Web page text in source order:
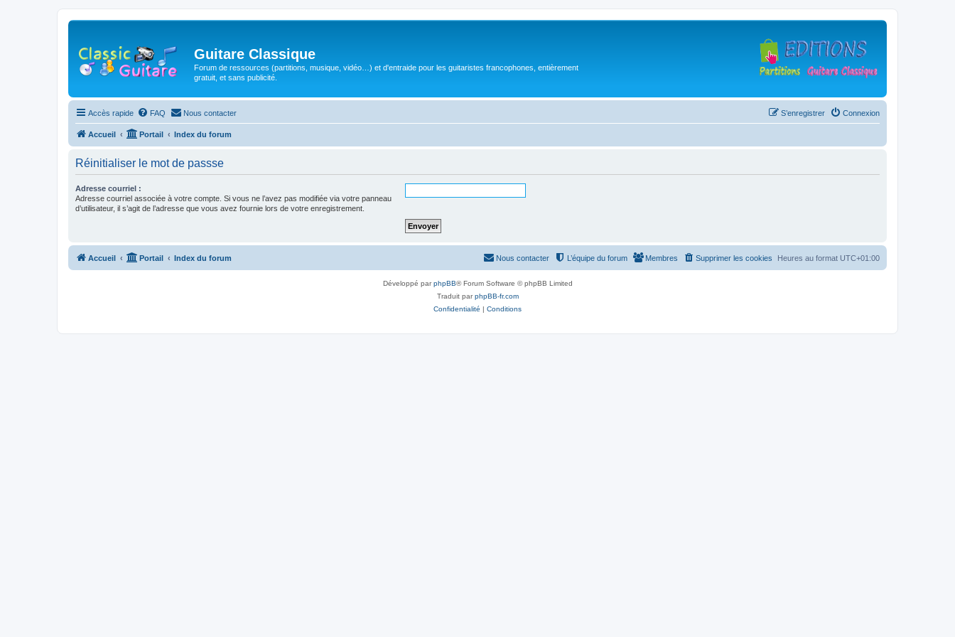
Guitare Classique
Forum de ressources (partitions, musique, vidéo…) et d'entraide pour les guitaristes francophones, entièrement
gratuit, et sans publicité.
Accès rapide FAQ Nous contacter Connexion
S’enregistrer
Accueil Portail Index du forum
Réinitialiser le mot de passse
Adresse courriel :
Adresse courriel associée à votre compte. Si vous ne l’avez pas modifiée via votre panneau
d’utilisateur, il s’agit de l’adresse que vous avez fournie lors de votre enregistrement.
Accueil Portail Index du forum Heures au format UTC+01:00
Supprimer les cookies
Membres
L’équipe du forum
Nous contacter
Développé parphpBB® Forum Software © phpBB Limited
Traduit parphpBB-fr.com
Confidentialité | Conditions